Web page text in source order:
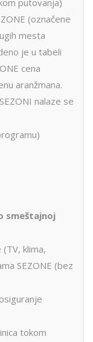
putovanja)
(označene
mesta
je u tabeli
cena
aranžmana.
nalaze se
smeštajnoj
klima,
SEZONE (bez
tokom